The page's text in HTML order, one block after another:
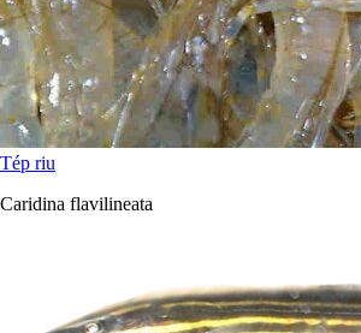
Tép riu
Caridina flavilineata